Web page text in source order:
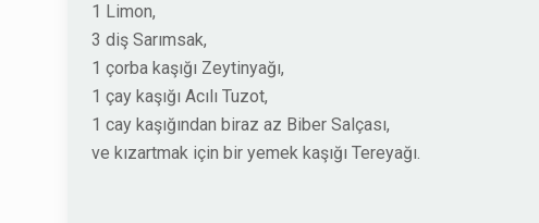
1 Limon,
3 diş Sarımsak,
1 çorba kaşığı Zeytinyağı,
1 çay kaşığı Acılı Tuzot,
1 cay kaşığından biraz az Biber Salçası,
ve kızartmak için bir yemek kaşığı Tereyağı.